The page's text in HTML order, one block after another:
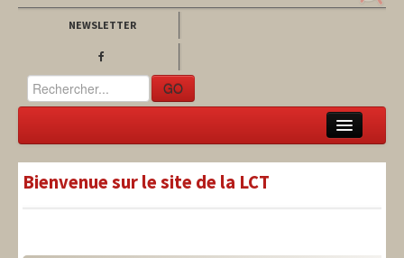
NEWSLETTER
GO
LIT-QI
Bienvenue sur le site de la LCT